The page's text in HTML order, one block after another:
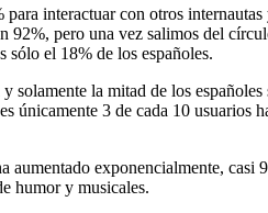
interactuar con otros
92%, pero una vez salimos del
sólo el 18% de los españoles.
solamente la mitad de los
3 de cada 10 usuarios
exponencialmente, casi
humor y musicales.